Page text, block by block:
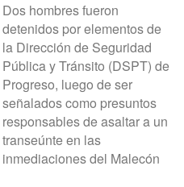
Dos hombres fueron
detenidos por elementos de
la Dirección de Seguridad
Pública y Tránsito (DSPT) de
Progreso, luego de ser
señalados como presuntos
responsables de asaltar a un
transeúnte en las
inmediaciones del Malecón